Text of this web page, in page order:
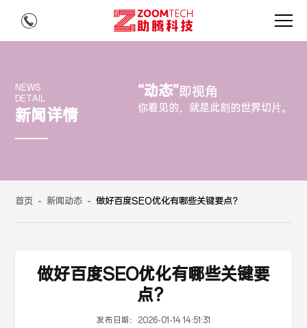
NEWS
DETAIL
新闻详情
“动态”即视角
你看见的，就是此刻的世界切片。
首页 - 新闻动态 - 做好百度SEO优化有哪些关键要点？
做好百度SEO优化有哪些关键要
点？
发布日期： 2026-01-14 14:51:31